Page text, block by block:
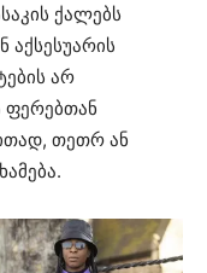
ქალებს
აქსესუარის
არ
ფერებთან
თეთრ ან